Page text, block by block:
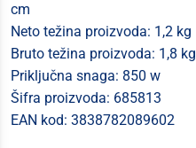
cm
Neto težina proizvoda: 1,2 kg
Bruto težina proizvoda: 1,8 kg
Priključna snaga: 850 w
Šifra proizvoda: 685813
EAN kod: 3838782089602